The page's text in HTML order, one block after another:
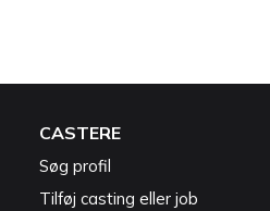
CASTERE
Søg profil
Tilføj casting eller job